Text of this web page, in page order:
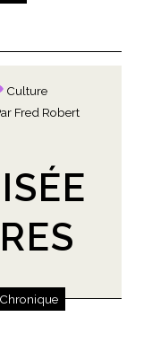
Culture
Fred Robert
Chronique